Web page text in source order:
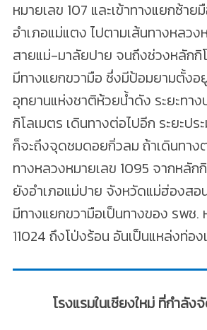
หมายเลข 107 และเข้าทางแยกซ้า
อำเภอแม่แตง ไปตามเส้นทางหลวง
สายแม่-มาลัยปาย จนถึงช่วงหลักกิ
มีทางแยกขวามือ ซึ่งมีป้อมยามตั้งอ
อุทยานแห่งชาติห้วยน้ำดัง ระยะทา
กิโลเมตร เดินทางต่อไปอีก ระยะปร
ก็จะถึงจุดชมดอยกิ่วลม ถ้าเดินทาง
ทางหลวงหมายเลข 1095 จากหลัก
ยังอำเภอแม่ปาย จังหวัดแม่ฮ่องสอ
มีทางแยกขวามือเป็นทางของ รพช.
11024 ถึงโป่งร้อน อันเป็นแหล่งท่อ
โรงแรมในเชียงใหม่ ที่กำลัง